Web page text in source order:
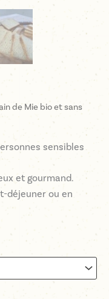
de Mie bio et sans
sensibles
et gourmand.
déjeuner ou en